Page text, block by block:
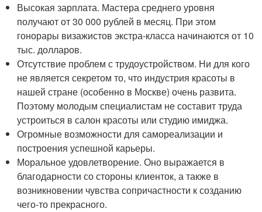
Высокая зарплата. Мастера среднего уровня
получают от 30 000 рублей в месяц. При этом
гонорары визажистов экстра-класса начинаются от 10
тыс. долларов.
Отсутствие проблем с трудоустройством. Ни для кого
не является секретом то, что индустрия красоты в
нашей стране (особенно в Москве) очень развита.
Поэтому молодым специалистам не составит труда
устроиться в салон красоты или студию имиджа.
Огромные возможности для самореализации и
построения успешной карьеры.
Моральное удовлетворение. Оно выражается в
благодарности со стороны клиенток, а также в
возникновении чувства сопричастности к созданию
чего-то прекрасного.